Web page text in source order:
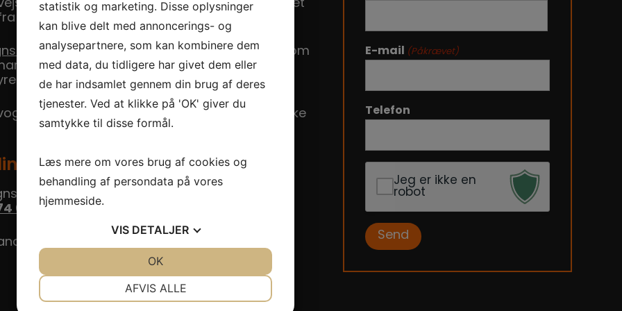
som har ætset sig igennem din lak eller et
fabrikken.
Senest har de skrevet en artikel om
i Danmark de seneste år. Disse biler er
biler er.
specielt på grund af det danske
så
07 06eller skriv til os her til højre.
i Ballerup nær København.
E-mail (Påkrævet)
Telefon
Jeg er ikke en
robot
statistik og marketing. Disse oplysninger
kan blive delt med annoncerings- og
analysepartnere, som kan kombinere dem
med data, du tidligere har givet dem eller
de har indsamlet gennem din brug af deres
tjenester. Ved at klikke på 'OK' giver du
samtykke til disse formål.
Læs mere om vores brug af cookies og
behandling af persondata på vores
hjemmeside.
VIS DETALJER
AFVIS ALLE
OK